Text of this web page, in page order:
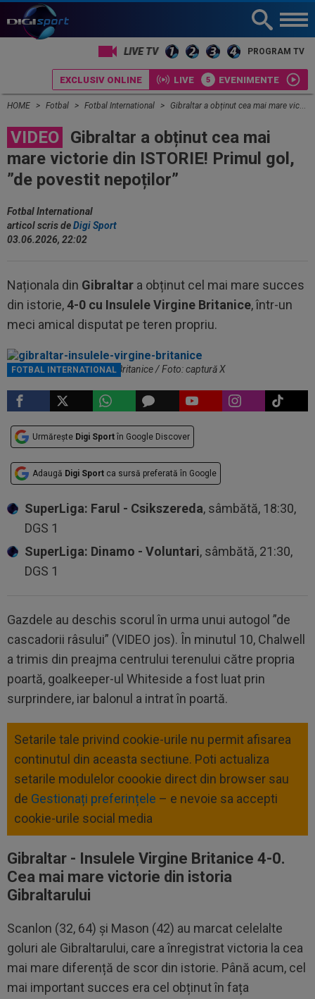
PROGRAM TV
EXCLUSIV ONLINE LIVE EVENIMENTE
HOME Fotbal Fotbal International Gibraltar a obținut cea mai mare victorie din ISTORIE! Primul gol, ”de povestit nepoților”
VIDEO
Gibraltar a obținut cea mai
mare victorie din ISTORIE! Primul gol,
”de povestit nepoților”
Fotbal International
articol scris deDigi Sport
03.06.2026, 22:02
Naționala din Gibraltar a obținut cel mai mare succes
din istorie,4-0 cu Insulele Virgine Britanice, într-un
meci amical disputat pe teren propriu.
FOTBAL INTERNATIONAL
Gibraltar - Insulele Virgine Britanice / Foto: captură X
Urmărește Digi Sport în Google Discover
Adaugă Digi Sport ca sursă preferată în Google
SuperLiga: Farul - Csikszereda, sâmbătă, 18:30,
DGS 1
SuperLiga: Dinamo - Voluntari, sâmbătă, 21:30,
DGS 1
Gazdele au deschis scorul în urma unui autogol ”de
cascadorii râsului” (VIDEO jos). În minutul 10, Chalwell
a trimis din preajma centrului terenului către propria
poartă, goalkeeper-ul Whiteside a fost luat prin
surprindere, iar balonul a intrat în poartă.
Setarile tale privind cookie-urile nu permit afisarea
continutul din aceasta sectiune. Poti actualiza
setarile modulelor coookie direct din browser sau
de Gestionați preferințele – e nevoie sa accepti
cookie-urile social media
Gibraltar - Insulele Virgine Britanice 4-0.
Cea mai mare victorie din istoria
Gibraltarului
Scanlon (32, 64) și Mason (42) au marcat celelalte
goluri ale Gibraltarului, care a înregistrat victoria la cea
mai mare diferență de scor din istorie. Până acum, cel
mai important succes era cel obținut în fața